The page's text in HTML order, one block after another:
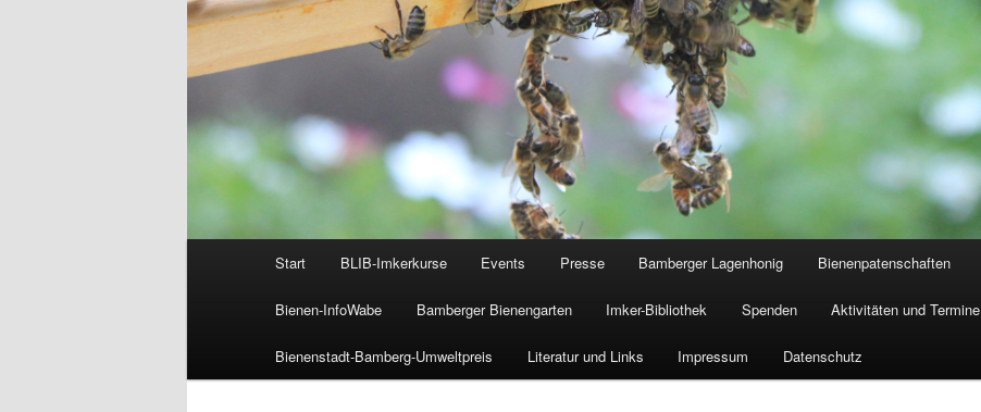
Start BLIB-Imkerkurse Events Presse Bamberger Lagenhonig Bienenpatenschaften
Bienen-InfoWabe Bamberger Bienengarten Imker-Bibliothek Spenden Aktivitäten und Termine
Bienenstadt-Bamberg-Umweltpreis Literatur und Links Impressum Datenschutz